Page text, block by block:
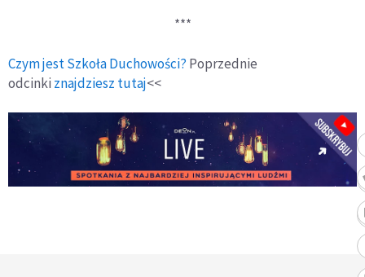
***
Czym jest Szkoła Duchowości? Poprzednie
odcinki znajdziesz tutaj<<